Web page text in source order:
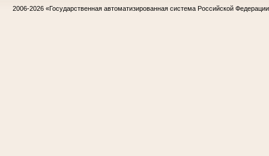
2006-2026 «Государственная автоматизированная система Российской